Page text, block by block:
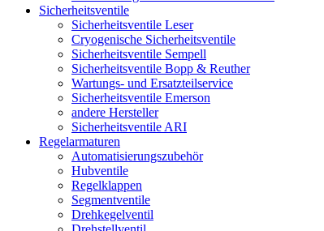
Sicherheitsventile
Sicherheitsventile Leser
Cryogenische Sicherheitsventile
Sicherheitsventile Sempell
Sicherheitsventile Bopp & Reuther
Wartungs- und Ersatzteilservice
Sicherheitsventile Emerson
andere Hersteller
Sicherheitsventile ARI
Regelarmaturen
Automatisierungszubehör
Hubventile
Regelklappen
Segmentventile
Drehkegelventil